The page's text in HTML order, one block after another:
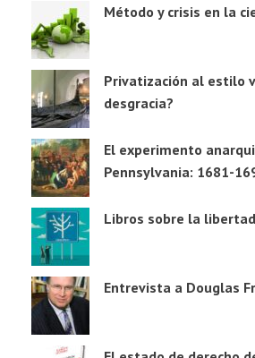
Método y crisis en la
Privatización al estilo
desgracia?
El experimento
Pennsylvania: 1681-
Libros sobre la libertad
Entrevista a Douglas